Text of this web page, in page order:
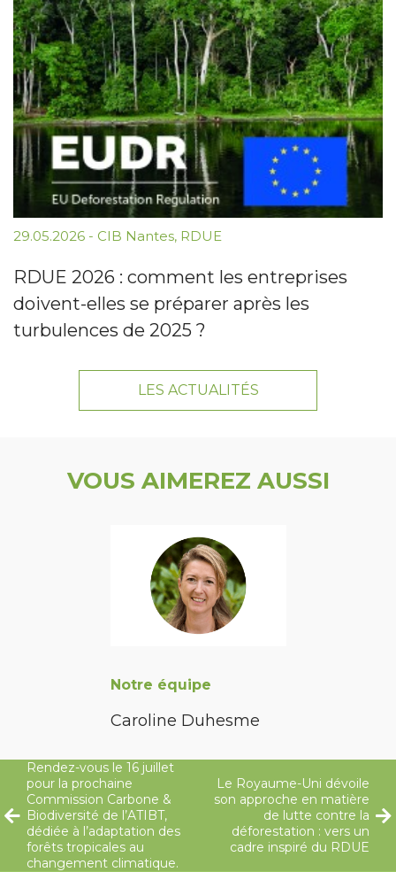
29.05.2026 - CIB Nantes, RDUE
RDUE 2026 : comment les entreprises
doivent-elles se préparer après les
turbulences de 2025 ?
LES ACTUALITÉS
VOUS AIMEREZ AUSSI
Notre équipe
Caroline Duhesme
Rendez-vous le 16 juillet
pour la prochaine
Commission Carbone &
Biodiversité de l’ATIBT,
dédiée à l’adaptation des
forêts tropicales au
changement climatique.
Le Royaume-Uni dévoile
son approche en matière
de lutte contre la
déforestation : vers un
cadre inspiré du RDUE